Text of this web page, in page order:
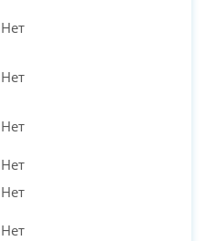
Нет
Нет
Нет
Нет
Нет
Нет